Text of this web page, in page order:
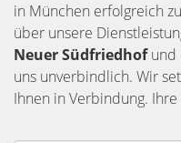
in München erfolgreich
über unsere
Neuer Südfriedhofund
uns unverbindlich. Wir
Ihnen in Verbindung.